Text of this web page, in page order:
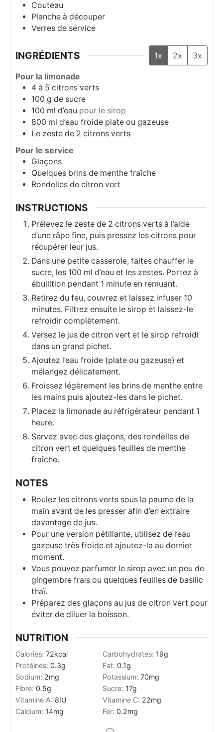
Couteau
Planche à découper
Verres de service
INGRÉDIENTS 1x 2x 3x
Pour la limonade
4 à 5 citrons verts
100 g de sucre
100 ml d’eau pour le sirop
800 ml d’eau froide plate ou gazeuse
Le zeste de 2 citrons verts
Pour le service
Glaçons
Quelques brins de menthe fraîche
Rondelles de citron vert
INSTRUCTIONS
Prélevez le zeste de 2 citrons verts à l’aide
d’une râpe fine, puis pressez les citrons pour
récupérer leur jus.
Dans une petite casserole, faites chauffer le
sucre, les 100 ml d’eau et les zestes. Portez à
ébullition pendant 1 minute en remuant.
Retirez du feu, couvrez et laissez infuser 10
minutes. Filtrez ensuite le sirop et laissez-le
refroidir complètement.
Versez le jus de citron vert et le sirop refroidi
dans un grand pichet.
Ajoutez l’eau froide (plate ou gazeuse) et
mélangez délicatement.
Froissez légèrement les brins de menthe entre
les mains puis ajoutez-les dans le pichet.
Placez la limonade au réfrigérateur pendant 1
heure.
Servez avec des glaçons, des rondelles de
citron vert et quelques feuilles de menthe
fraîche.
NOTES
Roulez les citrons verts sous la paume de la
main avant de les presser afin d’en extraire
davantage de jus.
Pour une version pétillante, utilisez de l’eau
gazeuse très froide et ajoutez-la au dernier
moment.
Vous pouvez parfumer le sirop avec un peu de
gingembre frais ou quelques feuilles de basilic
thaï.
Préparez des glaçons au jus de citron vert pour
éviter de diluer la boisson.
NUTRITION
Calories: 72kcal Carbohydrates: 19g
Protéines: 0.3g Fat: 0.1g
Sodium: 2mg Potassium: 70mg
Fibre: 0.5g Sucre: 17g
Vitamine A: 8IU Vitamine C: 22mg
Calcium: 14mg Fer: 0.2mg